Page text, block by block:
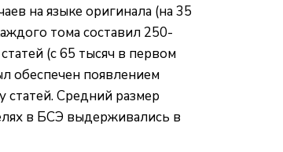
на языке оригинала (на 35
тома составил 250-
(с 65 тысяч в первом
обеспечен появлением
Средний размер
в БСЭ выдерживались в